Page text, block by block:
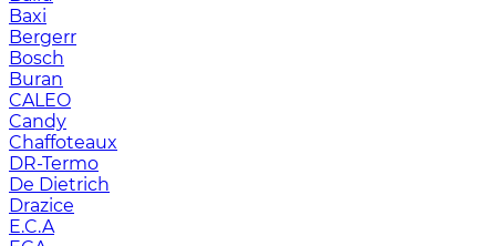
Baxi
Bergerr
Bosch
Buran
CALEO
Candy
Chaffoteaux
DR-Termo
De Dietrich
Drazice
E.C.A